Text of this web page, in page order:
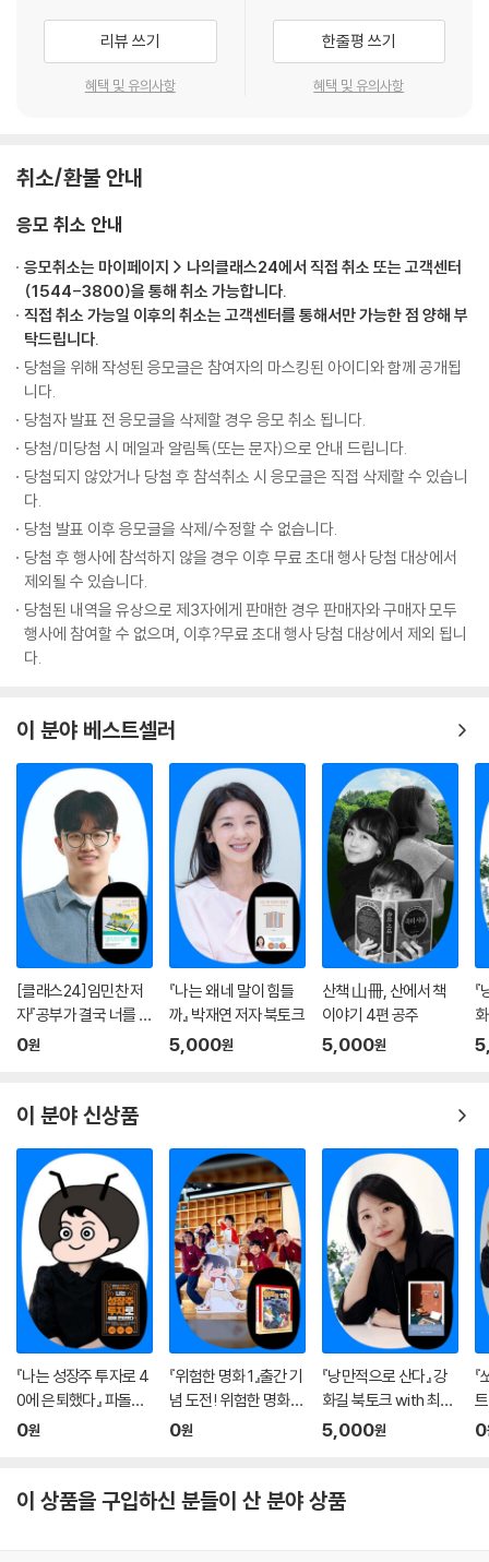
리뷰 쓰기
혜택 및 유의사항
한줄평 쓰기
혜택 및 유의사항
취소/환불 안내
응모 취소 안내
응모취소는 마이페이지 > 나의클래스24에서 직접 취소 또는 고객센터
(1544-3800)을 통해 취소 가능합니다.
직접 취소 가능일 이후의 취소는 고객센터를 통해서만 가능한 점 양해 부
탁드립니다.
당첨을 위해 작성된 응모글은 참여자의 마스킹된 아이디와 함께 공개됩
니다.
당첨자 발표 전 응모글을 삭제할 경우 응모 취소 됩니다.
당첨/미당첨 시 메일과 알림톡(또는 문자)으로 안내 드립니다.
당첨되지 않았거나 당첨 후 참석취소 시 응모글은 직접 삭제할 수 있습니
다.
당첨 발표 이후 응모글을 삭제/수정할 수 없습니다.
당첨 후 행사에 참석하지 않을 경우 이후 무료 초대 행사 당첨 대상에서
제외될 수 있습니다.
당첨된 내역을 유상으로 제3자에게 판매한 경우 판매자와 구매자 모두
행사에 참여할 수 없으며, 이후?무료 초대 행사 당첨 대상에서 제외 됩니
다.
이 분야 베스트셀러
[클래스24]임민찬 저
자『공부가 결국 너를 지
켜줄 거야』온라인 북토
0원
『나는 왜 네 말이 힘들
까』 박재연 저자 북토크
5,000원
산책 山冊, 산에서 책
이야기 4편 공주
5,000원
이 분야 신상품
『나는 성장주 투자로 4
0에 은퇴했다』 파돌댁
온라인 북토크
0원
『위험한 명화 1』출간 기
념 도전! 위험한 명화
탐정단 연극
0원
『낭만적으로 산다』 강
화길 북토크 with 최지
은 (사회)
5,000원 0
이 상품을 구입하신 분들이 산 분야 상품